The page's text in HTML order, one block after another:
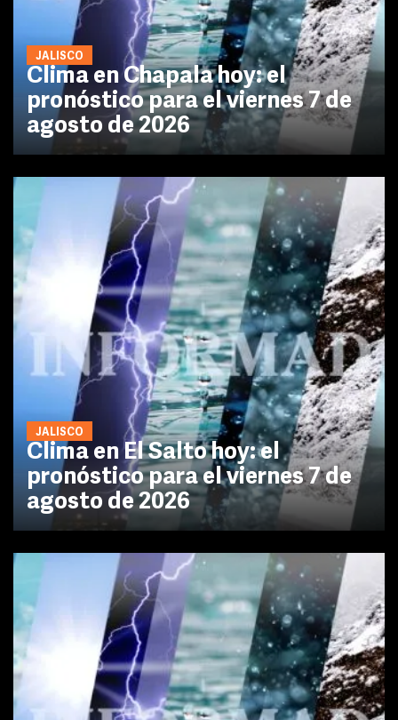
JALISCO
Clima en Chapala hoy: el
pronóstico para el viernes 7 de
agosto de 2026
JALISCO
Clima en El Salto hoy: el
pronóstico para el viernes 7 de
agosto de 2026